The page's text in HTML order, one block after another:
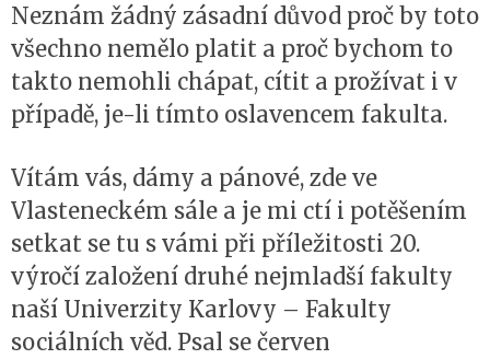
Neznám žádný zásadní důvod proč by toto
všechno nemělo platit a proč bychom to
takto nemohli chápat, cítit a prožívat i v
případě, je-li tímto oslavencem fakulta.
Vítám vás, dámy a pánové, zde ve
Vlasteneckém sále a je mi ctí i potěšením
setkat se tu s vámi při příležitosti 20.
výročí založení druhé nejmladší fakulty
naší Univerzity Karlovy – Fakulty
sociálních věd. Psal se červen